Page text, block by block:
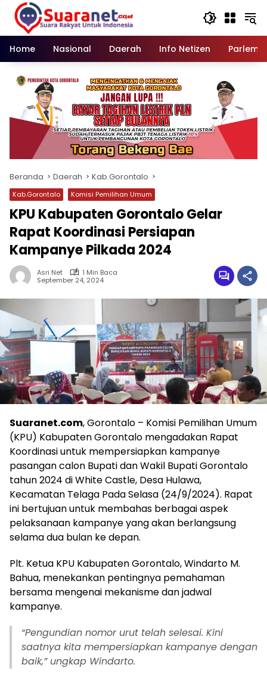
Langsung
konten
Home
Nasional Daerah Info Netizen
Beranda Daerah Kab.Gorontalo
Kab.Gorontalo Komisi Pemilihan Umum
KPU Kabupaten Gorontalo Gelar
Rapat Koordinasi Persiapan
Kampanye Pilkada 2024
Asri Net
1 Min Baca
September 24, 2024
Suaranet.com, Gorontalo – Komisi Pemilihan Umum
(KPU) Kabupaten Gorontalo mengadakan Rapat
Koordinasi untuk mempersiapkan kampanye
pasangan calon Bupati dan Wakil Bupati Gorontalo
tahun 2024 di White Castle, Desa Hulawa,
Kecamatan Telaga Pada Selasa (24/9/2024). Rapat
ini bertujuan untuk membahas berbagai aspek
pelaksanaan kampanye yang akan berlangsung
selama dua bulan ke depan.
Plt. Ketua KPU Kabupaten Gorontalo, Windarto M.
Bahua, menekankan pentingnya pemahaman
bersama mengenai mekanisme dan jadwal
kampanye.
“Pengundian nomor urut telah selesai. Kini
saatnya kita mempersiapkan kampanye dengan
baik,” ungkap Windarto.